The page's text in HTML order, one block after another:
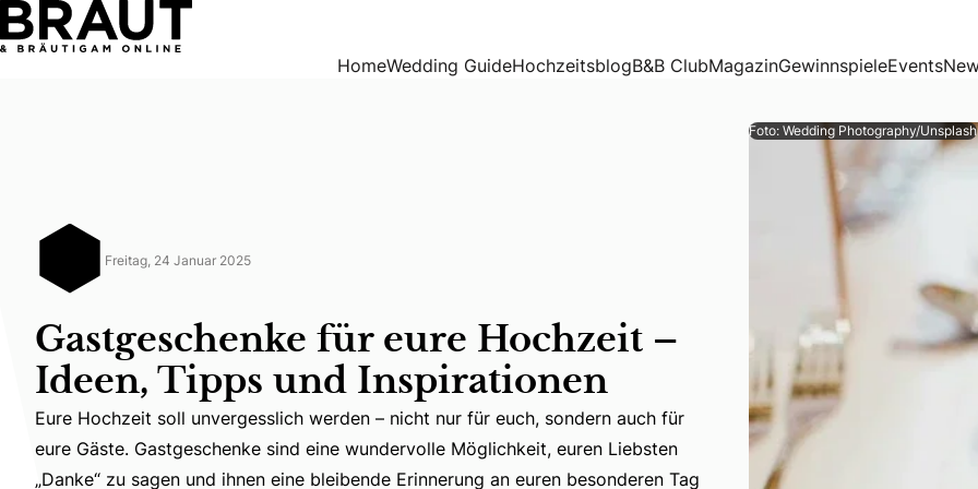
Gastgeschenke für eure Hochzeit – Ideen, Tipps und Inspirationen
HomeWedding GuideHochzeitsblogB&B ClubMagazinGewinnspieleEvents
Freitag, 24 Januar 2025
Gastgeschenke für eure Hochzeit –
Ideen, Tipps und Inspirationen
Eure Hochzeit soll unvergesslich werden – nicht nur für euch, sondern auch für eure Gäste. Gastgeschenke
Eure Hochzeit soll unvergesslich werden – nicht nur für euch, sondern auch für
eure Gäste. Gastgeschenke sind eine wundervolle Möglichkeit, euren Liebsten
„Danke“ zu sagen und ihnen eine bleibende Erinnerung an euren besonderen Tag
Foto: Wedding Photography/Unsplash